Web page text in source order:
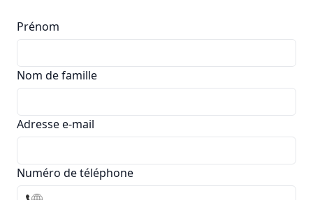
Prénom
Nom de famille
Adresse e-mail
Numéro de téléphone